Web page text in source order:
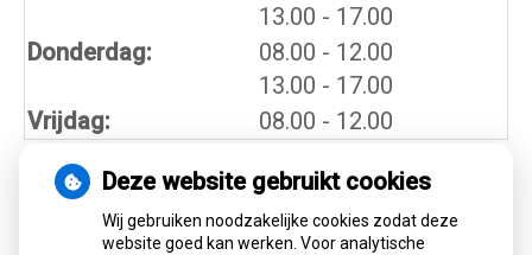
13.00 tot
- 17.00
Donderdag:
08.00 tot
- 12.00
13.00 tot
- 17.00
Vrijdag:
08.00 - 12.00
NieuwsDeze website gebruikt cookies
Wij gebruiken noodzakelijke cookies zodat deze
website goed kan werken. Voor analytische